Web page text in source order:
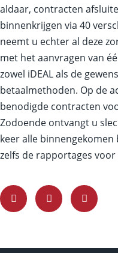
aldaar, contracten
binnenkrijgen via 40
neemt u echter al deze
met het aanvragen van
zowel iDEAL als de
betaalmethoden. Op de
benodigde contracten
Zodoende ontvangt u
keer alle
zelfs de rapportages voor